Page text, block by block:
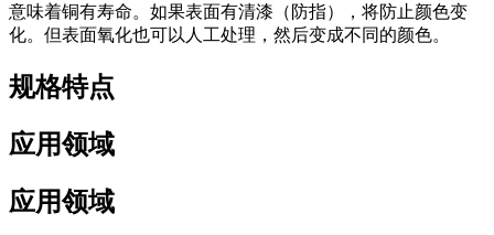
意味着铜有寿命。如果表面有清漆（防指），将防止颜色变
化。但表面氧化也可以人工处理，然后变成不同的颜色。
规格特点
应用领域
应用领域